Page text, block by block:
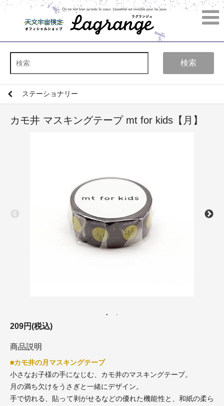
検索
ステーショナリー
カモ井 マスキングテープ mt for kids【月】
209円(税込)
商品説明
■カモ井の月マスキングテープ
小さなお子様の手になじむ、カモ井のマスキングテープ。
月の満ち欠けをうさぎと一緒にデザイン。
手で切れる、貼って剥がせるなどの優れた機能性と、和紙の柔ら